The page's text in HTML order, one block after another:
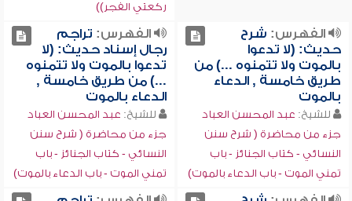
ركعتي الفجر))
الفهرس: شرح
حديث: (لا تدعوا
بالموت ولا تتمنوه ...) من
طريق خامسة , الدعاء
بالموت
للشيخ: عبد المحسن العباد
جزء من محاضرة ( شرح سنن
النسائي - كتاب الجنائز - باب
تمني الموت - باب الدعاء بالموت)
الفهرس: تراجم
رجال إسناد حديث: (لا
تدعوا بالموت ولا تتمنوه
...) من طريق خامسة ,
الدعاء بالموت
للشيخ: عبد المحسن العباد
جزء من محاضرة ( شرح سنن
النسائي - كتاب الجنائز - باب
تمني الموت - باب الدعاء بالموت)